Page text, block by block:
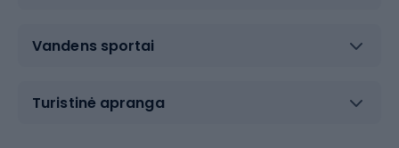
Vandens sportai
Turistinė apranga